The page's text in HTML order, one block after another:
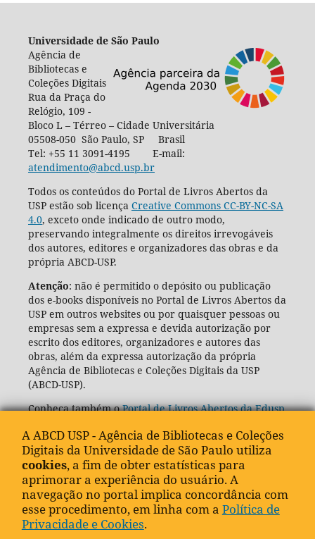
Universidade de São Paulo
Agência de
Bibliotecas e
Coleções Digitais
Rua da Praça do
Relógio, 109 -
Bloco L – Térreo – Cidade Universitária
05508-050 São Paulo, SP Brasil
Tel: +55 11 3091-4195 E-mail:
atendimento@abcd.usp.br
Todos os conteúdos do Portal de Livros Abertos da
USP estão sob licença Creative Commons CC-BY-NC-SA
4.0, exceto onde indicado de outro modo,
preservando integralmente os direitos irrevogáveis
dos autores, editores e organizadores das obras e da
própria ABCD-USP.
Atenção: não é permitido o depósito ou publicação
dos e-books disponíveis no Portal de Livros Abertos da
USP em outros websites ou por quaisquer pessoas ou
empresas sem a expressa e devida autorização por
escrito dos editores, organizadores e autores das
obras, além da expressa autorização da própria
Agência de Bibliotecas e Coleções Digitais da USP
(ABCD-USP).
Conheça também oPortal de Livros Abertos da Edusp
A ABCD USP - Agência de Bibliotecas e Coleções
Digitais da Universidade de São Paulo utiliza
cookies, a fim de obter estatísticas para
aprimorar a experiência do usuário. A
navegação no portal implica concordância com
esse procedimento, em linha com a Política de
Privacidade e Cookies.